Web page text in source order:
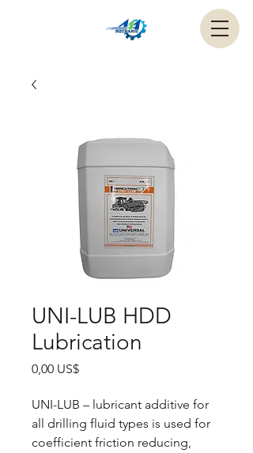
UNI-LUB HDD
Lubrication
0,00 US$Precio
UNI-LUB – lubricant additive for
all drilling fluid types is used for
coefficient friction reducing,